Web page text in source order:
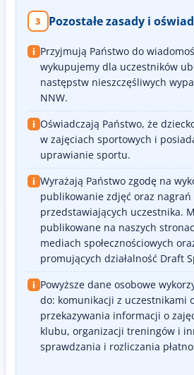
3 Pozostałe zasady i
i Przyjmują Państwo do
wykupujemy dla uczestników
następstw nieszczęśliwych
NNW.
i Oświadczają Państwo, że
w zajęciach sportowych i
uprawianie sportu.
i Wyrażają Państwo zgodę na
publikowanie zdjęć oraz nagrań
przedstawiających uczestnika.
publikowane na naszych
mediach społecznościowych
promujących działalność Draft
i Powyższe dane osobowe
do: komunikacji z uczestnikami
przekazywania informacji o
klubu, organizacji treningów i
sprawdzania i rozliczania